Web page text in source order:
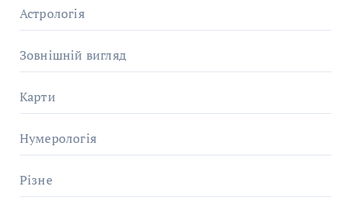
Астрологія
Зовнішній вигляд
Карти
Нумерологія
Різне